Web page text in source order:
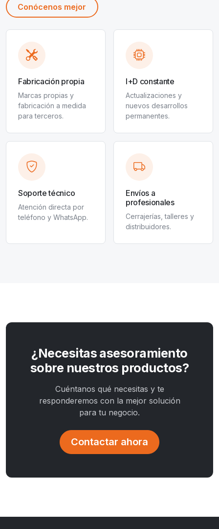
Conócenos mejor
Fabricación propia
Marcas propias y
fabricación a medida
para terceros.
I+D constante
Actualizaciones y
nuevos desarrollos
permanentes.
Soporte técnico
Atención directa por
teléfono y WhatsApp.
Envíos a
profesionales
Cerrajerías, talleres y
distribuidores.
¿Necesitas asesoramiento
sobre nuestros productos?
Cuéntanos qué necesitas y te
responderemos con la mejor solución
para tu negocio.
Contactar ahora